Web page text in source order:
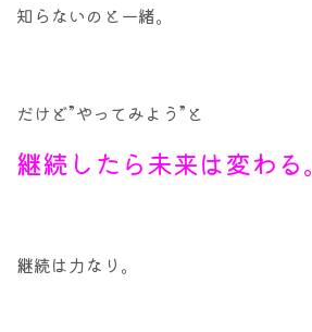
知らないのと一緒。
だけど”やってみよう”と
継続したら未来は変わる。
継続は力なり。